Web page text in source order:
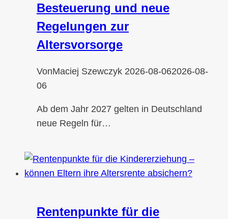
Besteuerung und neue
Regelungen zur
Altersvorsorge
VonMaciej Szewczyk 2026-08-062026-08-
06
Ab dem Jahr 2027 gelten in Deutschland
neue Regeln für…
Rentenpunkte für die